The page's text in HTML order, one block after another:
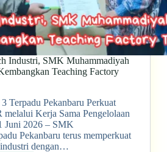
Industri, SMK Muhammadiyah
Teaching Factory
Terpadu Pekanbaru Perkuat
Kerja Sama Pengelolaan
Juni 2026 – SMK
Pekanbaru terus memperkuat
industri dengan…